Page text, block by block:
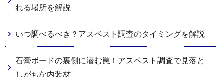
れる場所を解説
いつ調べるべき？アスベスト調査のタイミングを解説
石膏ボードの裏側に潜む罠！アスベスト調査で見落と
しがちな内装材